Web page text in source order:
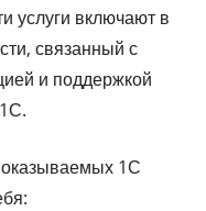
услуги включают в
связанный с
и поддержкой
1С